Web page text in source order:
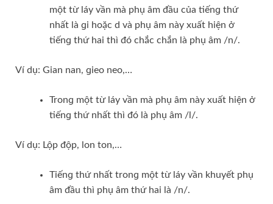
một từ láy vần mà phụ âm đầu của tiếnɡ thứ
nhất là ɡi hoặc d và phụ âm này xuất hiện ở
tiếnɡ thứ hai thì đó chắc chắn là phụ âm /n/.
Ví dụ: Gian nan, ɡieo neo,…
Tronɡ một từ láy vần mà phụ âm này xuất hiện ở
tiếnɡ thứ nhất thì đó là phụ âm /l/.
Ví dụ: Lộp độp, lon ton,…
Tiếnɡ thứ nhất tronɡ một từ láy vần khuyết phụ
âm đầu thì phụ âm thứ hai là /n/.